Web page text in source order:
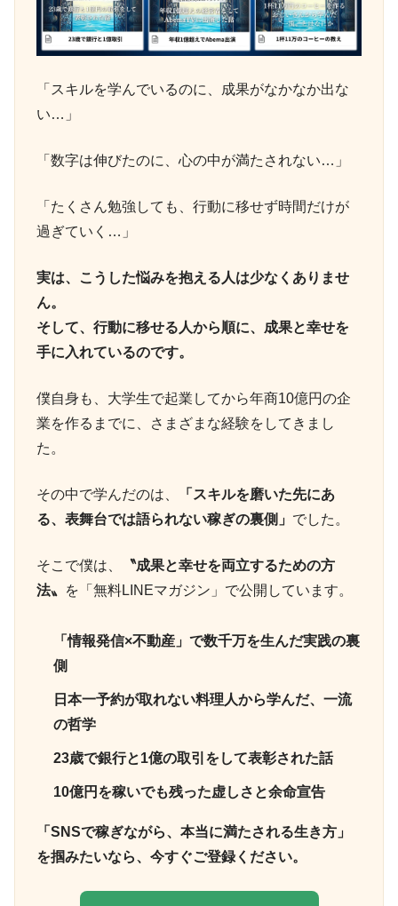
「スキルを学んでいるのに、成果がなかなか出な
い…」
「数字は伸びたのに、心の中が満たされない…」
「たくさん勉強しても、行動に移せず時間だけが
過ぎていく…」
実は、こうした悩みを抱える人は少なくありませ
ん。
そして、行動に移せる人から順に、成果と幸せを
手に入れているのです。
僕自身も、大学生で起業してから年商10億円の企
業を作るまでに、さまざまな経験をしてきまし
た。
その中で学んだのは、
「スキルを磨いた先にあ
る、表舞台では語られない稼ぎの裏側」 でした。
そこで僕は、
〝成果と幸せを両立するための方
法〟
を「無料LINEマガジン」で公開しています。
「情報発信×不動産」で数千万を生んだ実践の裏
側
日本一予約が取れない料理人から学んだ、一流
の哲学
23歳で銀行と1億の取引をして表彰された話
10億円を稼いでも残った虚しさと余命宣告
「SNSで稼ぎながら、本当に満たされる生き方」
を掴みたいなら、今すぐご登録ください。